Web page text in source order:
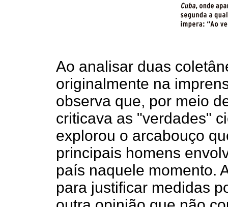
Ao analisar duas
originalmente na
observa que, por meio
criticava as "verdades"
explorou o arcabouço
principais homens
país naquele momento.
para justificar medidas